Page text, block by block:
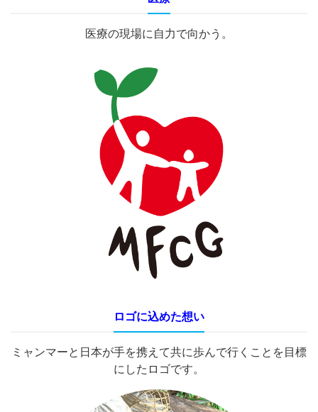
医療の現場に自力で向かう。
ロゴに込めた想い
ミャンマーと日本が手を携えて共に歩んで行くことを目標
にしたロゴです。